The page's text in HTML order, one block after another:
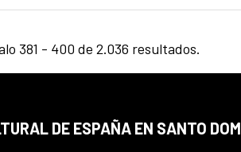
381 - 400 de 2.036 resultados.
DE ESPAÑA EN SANTO